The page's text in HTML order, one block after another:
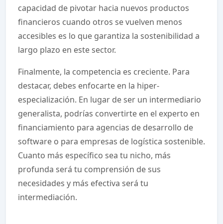
capacidad de pivotar hacia nuevos productos
financieros cuando otros se vuelven menos
accesibles es lo que garantiza la sostenibilidad a
largo plazo en este sector.
Finalmente, la competencia es creciente. Para
destacar, debes enfocarte en la hiper-
especialización. En lugar de ser un intermediario
generalista, podrías convertirte en el experto en
financiamiento para agencias de desarrollo de
software o para empresas de logística sostenible.
Cuanto más específico sea tu nicho, más
profunda será tu comprensión de sus
necesidades y más efectiva será tu
intermediación.